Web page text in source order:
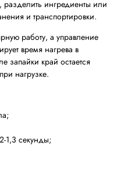
разделить ингредиенты или
и транспортировки.
работу, а управление
время нагрева в
запайки край остается
нагрузке.
1,3 секунды;